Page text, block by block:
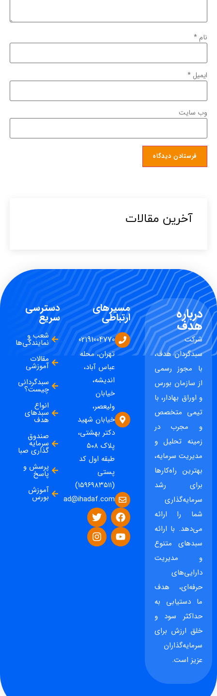
نام*
ایمیل*
وب‌ سایت
آخرین مقالات​
درباره
هدف
شرکت
سبدگردان هدف،
با مجوز رسمی
از سازمان بورس
و اوراق بهادار، با
تیمی متخصص
و مجرب در
زمینه تحلیل و
مدیریت سرمایه،
بهترین راه‌کارها
برای رشد
سرمایه‌گذاری
شما را ارائه
می‌دهد. با ارائه
سبدهای متنوع
و مدیریت
دارایی‌های
حرفه‌ای، هدف
ما دستیابی به
حداکثر سود و
خلق ارزش برای
سرمایه‌گذاران
عزیز است.
مسیرهای
ارتباطی
02191004770
تهران، محله
عباس آباد،
اندیشه،
خیابان
ولیعصر،
خیابان شهید
دکتر بهشتی،
پلاک ۵۰۸
طبقه اول کد
پستی
(۱۵۹۶۹۸۳۵۱۱)
ad@ihadaf.com
دسترسی
سریع
شعب و
نمایندگی‌ها
مقالات
آموزشی
سبدگردانی
چیست؟
انواع
سبدهای
هدف
صندوق
سرمایه
گذاری صبا
پرسش و
پاسخ
آموزش
بورس